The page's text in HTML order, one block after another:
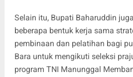
Selain itu, Bupati Baharuddin
beberapa bentuk kerja sama
pembinaan dan pelatihan bagi
Bara untuk mengikuti seleksi
program TNI Manunggal